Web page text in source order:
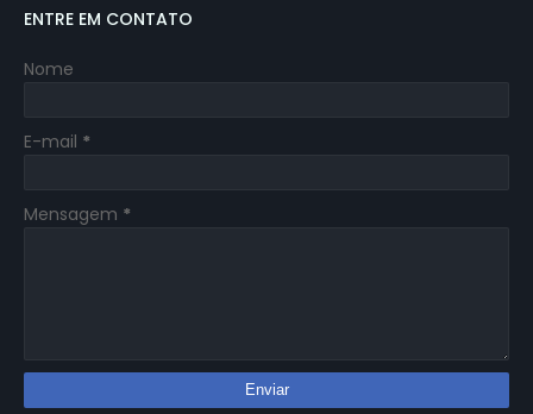
ENTRE EM CONTATO
Nome
E-mail *
Mensagem *